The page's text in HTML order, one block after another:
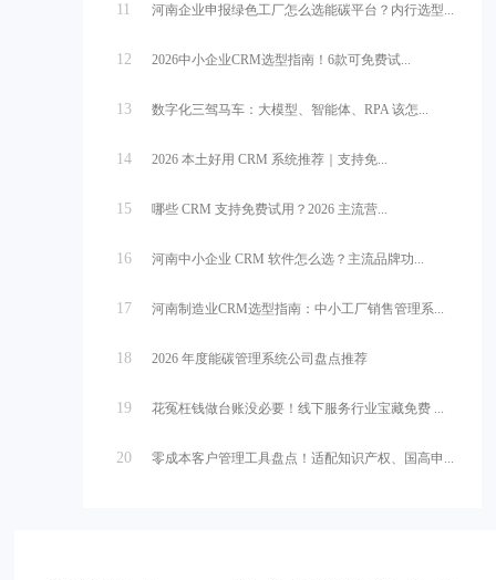
11 河南企业申报绿色工厂怎么选能碳平台？内行选型...
12 2026中小企业CRM选型指南！6款可免费试...
13 数字化三驾马车：大模型、智能体、RPA 该怎...
14 2026 本土好用 CRM 系统推荐｜支持免...
15 哪些 CRM 支持免费试用？2026 主流营...
16 河南中小企业 CRM 软件怎么选？主流品牌功...
17 河南制造业CRM选型指南：中小工厂销售管理系...
18 2026 年度能碳管理系统公司盘点推荐
19 花冤枉钱做台账没必要！线下服务行业宝藏免费 ...
20 零成本客户管理工具盘点！适配知识产权、国高申...